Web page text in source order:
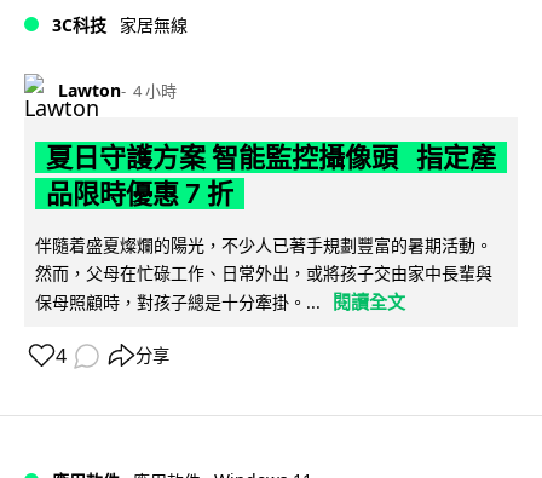
3C科技 家居無線
Lawton 4 小時
夏日守護方案 智能監控攝像頭 指定產
品限時優惠 7 折
伴隨着盛夏燦爛的陽光，不少人已著手規劃豐富的暑期活動。
然而，父母在忙碌工作、日常外出，或將孩子交由家中長輩與
保母照顧時，對孩子總是十分牽掛。...
閱讀全文
4 分享